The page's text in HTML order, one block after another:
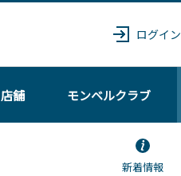
ログイン
店舗 モンベルクラブ
新着情報